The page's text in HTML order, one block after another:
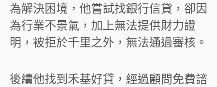
為解決困境，他嘗試找銀行信貸，卻因
為行業不景氣，加上無法提供財力證
明，被拒於千里之外，無法通過審核。
後續他找到禾基好貸，經過顧問免費諮